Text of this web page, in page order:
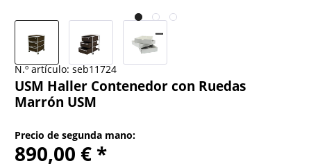
N.º artículo: seb11724
USM Haller Contenedor con Ruedas
Marrón USM
Precio de segunda mano:
890,00 € *